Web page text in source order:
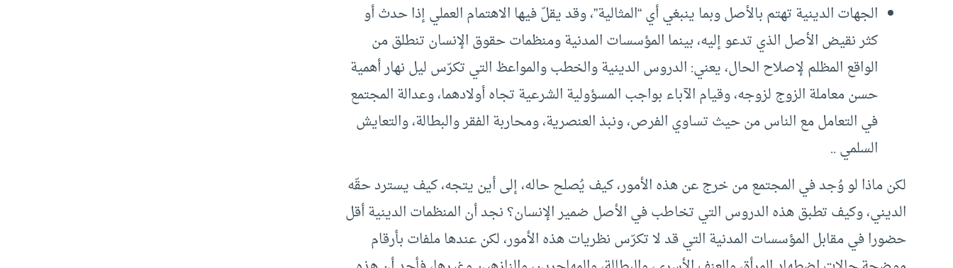
الجهات الدينية تهتم بالأصل وبما ينبغي أي “المثالية”، وقد يقلّ فيها الاهتمام العملي إذا حدث أو
كثر نقيض الأصل الذي تدعو إليه، بينما المؤسسات المدنية ومنظمات حقوق الإنسان تنطلق من
الواقع المظلم لإصلاح الحال، يعني: الدروس الدينية والخطب والمواعظ التي تكرّس ليل نهار أهمية
حسن معاملة الزوج لزوجه، وقيام الآباء بواجب المسؤولية الشرعية تجاه أولادهما، وعدالة المجتمع
في التعامل مع الناس من حيث تساوي الفرص، ونبذ العنصرية، ومحاربة الفقر والبطالة، والتعايش
السلمي ..
لكن ماذا لو وُجد في المجتمع من خرج عن هذه الأمور، كيف يُصلح حاله، إلى أين يتجه، كيف يسترد حقّه
الديني، وكيف تطبق هذه الدروس التي تخاطب في الأصل ضمير الإنسان؟ نجد أن المنظمات الدينية أقل
حضورا في مقابل المؤسسات المدنية التي قد لا تكرّس نظريات هذه الأمور، لكن عندها ملفات بأرقام